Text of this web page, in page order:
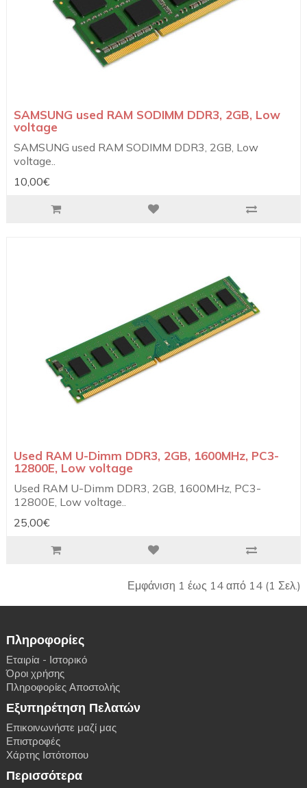
SAMSUNG used RAM SODIMM DDR3, 2GB, Low
voltage
SAMSUNG used RAM SODIMM DDR3, 2GB, Low
voltage..
10,00€
Used RAM U-Dimm DDR3, 2GB, 1600MHz, PC3-
12800E, Low voltage
Used RAM U-Dimm DDR3, 2GB, 1600MHz, PC3-
12800E, Low voltage..
25,00€
Εμφάνιση 1 έως 14 από 14 (1 Σελ.)
Πληροφορίες
Εταιρία - Ιστορικό
Όροι χρήσης
Πληροφορίες Αποστολής
Εξυπηρέτηση Πελατών
Επικοινωνήστε μαζί μας
Επιστροφές
Χάρτης Ιστότοπου
Περισσότερα